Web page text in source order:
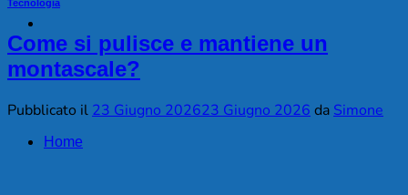
Home
Tecnologia
Come si pulisce e mantiene un
montascale?
Pubblicato il 23 Giugno 202623 Giugno 2026 da Simone